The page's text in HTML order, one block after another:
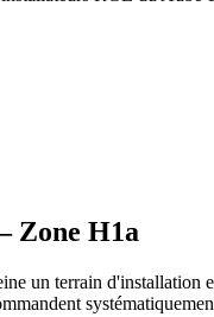
Zone H1a
un terrain d'installation